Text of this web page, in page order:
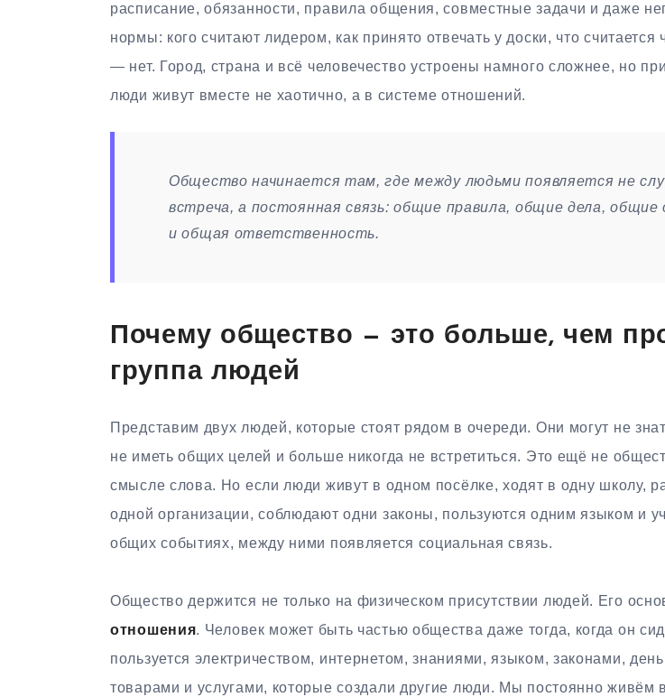
расписание, обязанности, правила общения, совместные задачи и даже
нормы: кого считают лидером, как принято отвечать у доски, что считается
— нет. Город, страна и всё человечество устроены намного сложнее, но
люди живут вместе не хаотично, а в системе отношений.
Общество начинается там, где между людьми появляется не
встреча, а постоянная связь: общие правила, общие дела, общие
и общая ответственность.
Почему общество — это больше, чем
группа людей
Представим двух людей, которые стоят рядом в очереди. Они могут не
не иметь общих целей и больше никогда не встретиться. Это ещё не
смысле слова. Но если люди живут в одном посёлке, ходят в одну школу,
одной организации, соблюдают одни законы, пользуются одним языком и
общих событиях, между ними появляется социальная связь.
Общество держится не только на физическом присутствии людей. Его
отношения. Человек может быть частью общества даже тогда, когда он
пользуется электричеством, интернетом, знаниями, языком, законами,
товарами и услугами, которые создали другие люди. Мы постоянно живём